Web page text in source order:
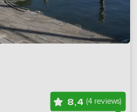
8,4(4 reviews)